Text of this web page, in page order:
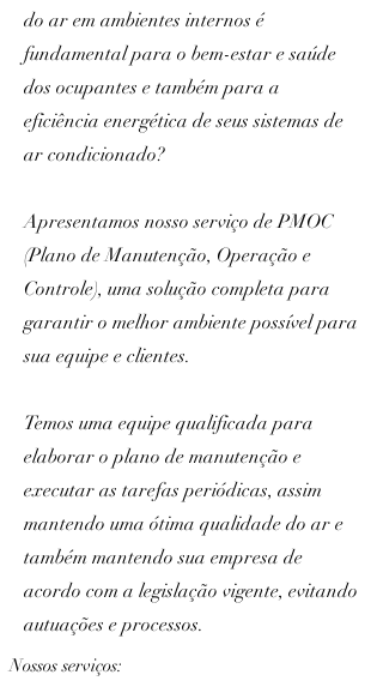
do ar em ambientes internos é
fundamental para o bem-estar e saúde
dos ocupantes e também para a
eficiência energética de seus sistemas de
ar condicionado?
Apresentamos nosso serviço de PMOC
(Plano de Manutenção, Operação e
Controle), uma solução completa para
garantir o melhor ambiente possível para
sua equipe e clientes.
Temos uma equipe qualificada para
elaborar o plano de manutenção e
executar as tarefas periódicas, assim
mantendo uma ótima qualidade do ar e
também mantendo sua empresa de
acordo com a legislação vigente, evitando
autuações e processos.
Nossos serviços: